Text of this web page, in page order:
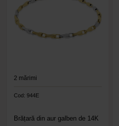
2 mărimi
Cod: 944E
Brățară din aur galben de 14K